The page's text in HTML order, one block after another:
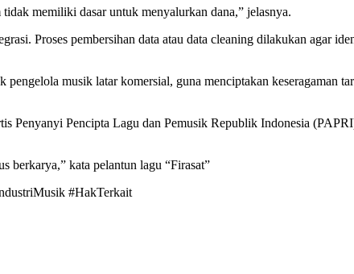
memiliki dasar untuk menyalurkan dana,” jelasnya.
Proses pembersihan data atau data cleaning dilakukan agar
musik latar komersial, guna menciptakan keseragaman
Penyanyi Pencipta Lagu dan Pemusik Republik Indonesia
berkarya,” kata pelantun lagu “Firasat”
#HakTerkait